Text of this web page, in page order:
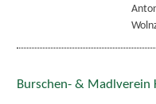
Burschen- & Madlverein